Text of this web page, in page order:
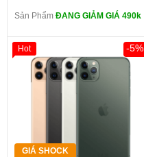
Sản Phẩm ĐANG GIẢM GIÁ 490k
GIÁ SHOCK
-5%
Hot